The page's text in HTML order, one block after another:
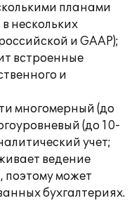
планами
в нескольких
и GAAP);
встроенные
и
многомерный (до
(до 10-
учет;
ведение
поэтому может
бухгалтериях.